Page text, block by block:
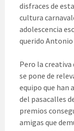
disfraces de
cultura
adolescencia
querido
Pero la creativa
se pone de
equipo que han
del pasacalles
premios
amigas que